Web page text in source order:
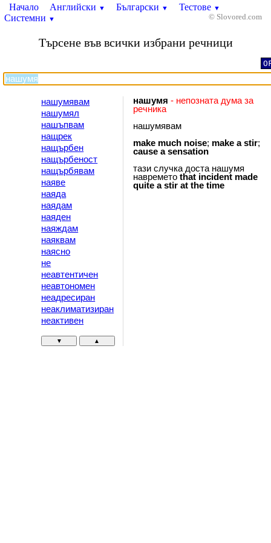
Начало Английски ▼ Български ▼ Тестове ▼
Системни ▼ © Slovored.com
Търсене във всички избрани речници
нашумявам
нашумял
нашъпвам
нащрек
нащърбен
нащърбеност
нащърбявам
наяве
наяда
наядам
наяден
наяждам
наяквам
наясно
не
неавтентичен
неавтономен
неадресиран
неаклиматизиран
неактивен
▼ ▲
нашумя - непозната дума за
речника
нашумявам
make much noise; make a stir;
cause a sensation
тази случка доста нашумя
навреметоthat incident made
quite a stir at the time